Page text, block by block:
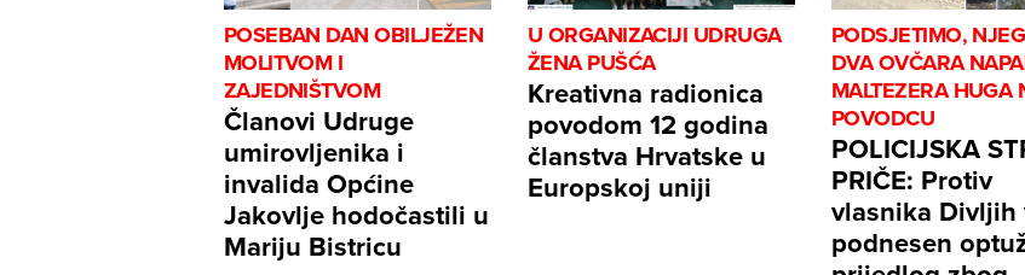
POSEBAN DAN OBILJEŽEN
MOLITVOM I
ZAJEDNIŠTVOM
Članovi Udruge
umirovljenika i
invalida Općine
Jakovlje hodočastili u
Mariju Bistricu
U ORGANIZACIJI UDRUGA
ŽENA PUŠĆA
Kreativna radionica
povodom 12 godina
članstva Hrvatske u
Europskoj uniji
PODSJETIMO,
DVA OVČARA
MALTEZERA HUGA
POVODCU
POLICIJSKA
PRIČE: Protiv
vlasnika Divljih
podnesen